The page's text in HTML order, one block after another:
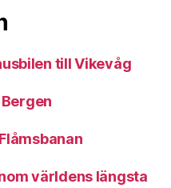
till Vikevåg
världens längsta